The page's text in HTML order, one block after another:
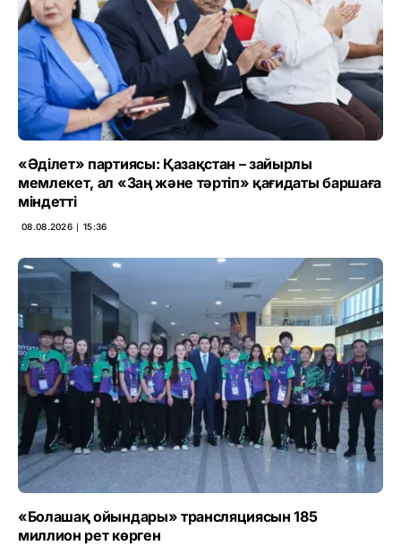
«Әділет» партиясы: Қазақстан – зайырлы
мемлекет, ал «Заң және тәртіп» қағидаты баршаға
міндетті
08.08.2026 ∣ 15:36
«Болашақ ойындары» трансляциясын 185
миллион рет көрген